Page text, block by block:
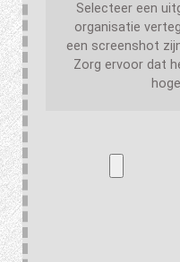
Selecteer een
organisatie
een screenshot
Zorg ervoor dat